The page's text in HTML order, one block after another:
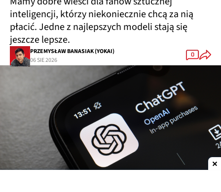
inteligencji, którzy niekoniecznie chcą za nią
płacić. Jedne z najlepszych modeli stają się
jeszcze lepsze.
PRZEMYSŁAW BANASIAK (YOKAI)
06 SIE 2026
0